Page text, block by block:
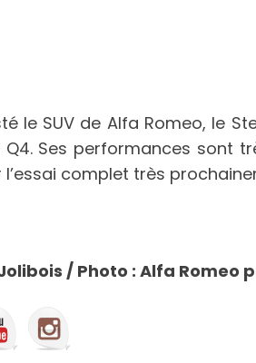
le SUV de Alfa Romeo, le
Ses performances sont
complet très
/ Photo : Alfa Romeo